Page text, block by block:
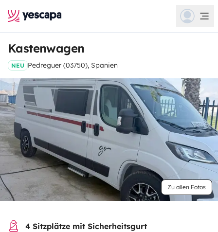
Kastenwagen
NEU Pedreguer (03750), Spanien
Zu allen Fotos
4 Sitzplätze mit Sicherheitsgurt